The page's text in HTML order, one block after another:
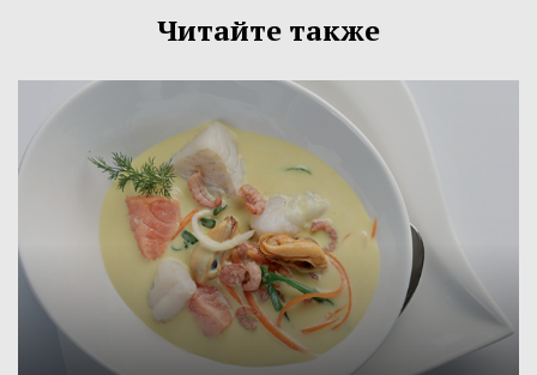
Читайте также